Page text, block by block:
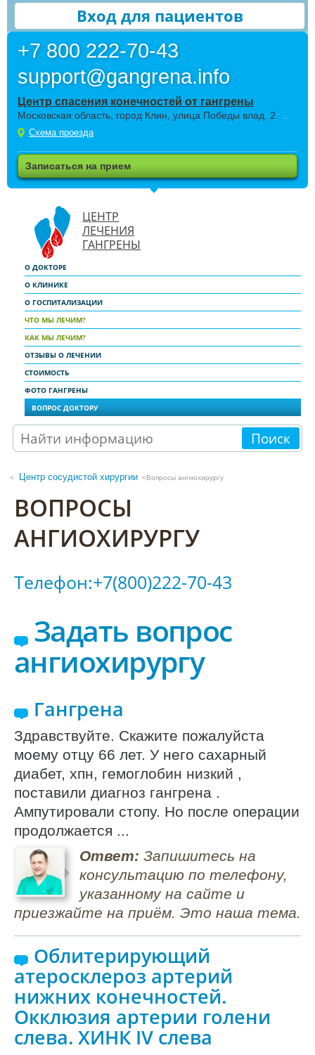
Вход для пациентов
+7 800 222-70-43
support@gangrena.info
Центр спасения конечностей от гангрены
Московская область, город Клин, улица Победы влад. 2
Схема проезда
Записаться на прием
ЦЕНТР
ЛЕЧЕНИЯ
ГАНГРЕНЫ
О ДОКТОРЕ
О КЛИНИКЕ
О ГОСПИТАЛИЗАЦИИ
ЧТО МЫ ЛЕЧИМ?
КАК МЫ ЛЕЧИМ?
ОТЗЫВЫ О ЛЕЧЕНИИ
СТОИМОСТЬ
ФОТО ГАНГРЕНЫ
ВОПРОС ДОКТОРУ
Поиск
Центр сосудистой хирургии <Вопросы ангиохирургу
ВОПРОСЫ
АНГИОХИРУРГУ
Телефон:+7(800)222-70-43
Задать вопрос
ангиохирургу
Гангрена
Здравствуйте. Скажите пожалуйста
моему отцу 66 лет. У него сахарный
диабет, хпн, гемоглобин низкий ,
поставили диагноз гангрена .
Ампутировали стопу. Но после операции
продолжается ...
Ответ: Запишитесь на
консультацию по телефону,
указанному на сайте и
приезжайте на приём. Это наша тема.
Облитерирующий
атеросклероз артерий
нижних конечностей.
Окклюзия артерии голени
слева. ХИНК IV слева